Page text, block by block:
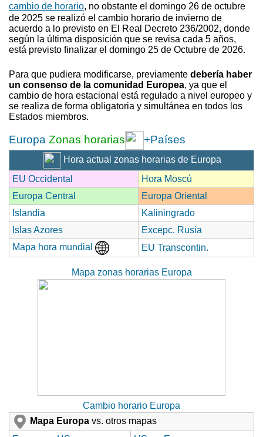
cambio de horario, no obstante el domingo 26 de octubre
de 2025 se realizó el cambio horario de invierno de
acuerdo a lo previsto en El Real Decreto 236/2002, donde
según la última disposición que se revisa cada 5 años,
está previsto finalizar el domingo 25 de Octubre de 2026.
Para que pudiera modificarse, previamente debería haber
un consenso de la comunidad Europea, ya que el
cambio de hora estacional está regulado a nivel europeo y
se realiza de forma obligatoria y simultánea en todos los
Estados miembros.
Europa Zonas horarias +Países
Hora actual zonas horarias de Europa
EU Occidental
Hora Moscú
Europa Central
Europa Oriental
Islandia
Kaliningrado
Islas Azores
Excepc. Rusia
Mapa hora mundial
EU Transcontin.
Mapa zonas horarias Europa
Cambio horario Europa
Mapa Europa vs. otros mapas